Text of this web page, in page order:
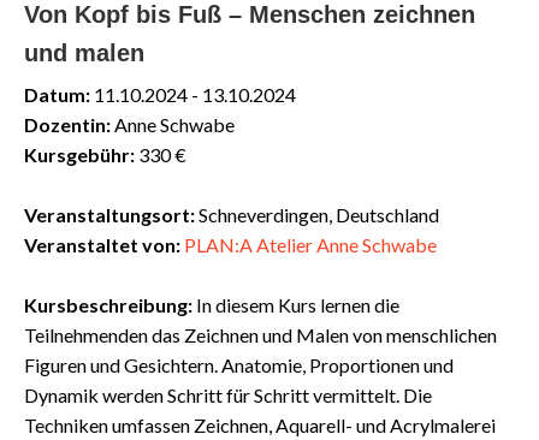
Von Kopf bis Fuß – Menschen zeichnen
und malen
Datum: 11.10.2024 - 13.10.2024
Dozentin:Anne Schwabe
Kursgebühr: 330 €
Veranstaltungsort:Schneverdingen, Deutschland
Veranstaltet von: PLAN:A Atelier Anne Schwabe
Kursbeschreibung: In diesem Kurs lernen die
Teilnehmenden das Zeichnen und Malen von menschlichen
Figuren und Gesichtern. Anatomie, Proportionen und
Dynamik werden Schritt für Schritt vermittelt. Die
Techniken umfassen Zeichnen, Aquarell- und Acrylmalerei